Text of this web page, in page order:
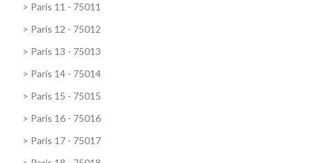
> Paris 11 - 75011
> Paris 12 - 75012
> Paris 13 - 75013
> Paris 14 - 75014
> Paris 15 - 75015
> Paris 16 - 75016
> Paris 17 - 75017